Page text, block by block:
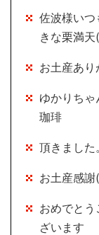
佐波様いつ
きな栗満天
お土産あ
ゆかりち
珈琲
頂きました
お土産感
おめでと
ざいます